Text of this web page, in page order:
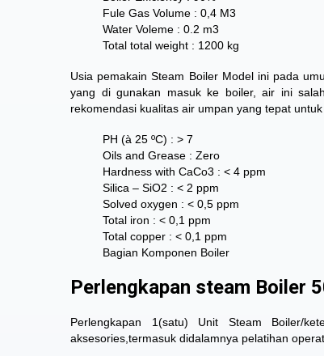
Fule Gas Volume : 0,4 M3
Water Voleme : 0.2 m3
Total total weight : 1200 kg
Usia pemakain Steam Boiler Model ini pada
yang di gunakan masuk ke boiler, air ini
rekomendasi kualitas air umpan yang tepat untuk
PH (à 25 ºC) : > 7
Oils and Grease : Zero
Hardness with CaCo3 : < 4 ppm
Silica – SiO2 : < 2 ppm
Solved oxygen : < 0,5 ppm
Total iron : < 0,1 ppm
Total copper : < 0,1 ppm
Bagian Komponen Boiler
Perlengkapan steam Boiler
Perlengkapan 1(satu) Unit Steam Boiler/
aksesories,termasuk didalamnya pelatihan